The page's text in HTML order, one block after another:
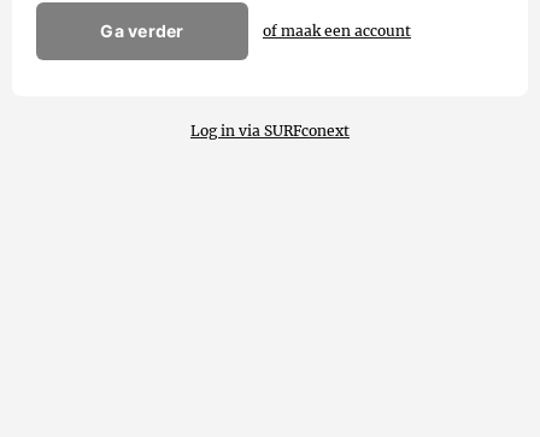
Ga verder of maak een account
Log in via SURFconext